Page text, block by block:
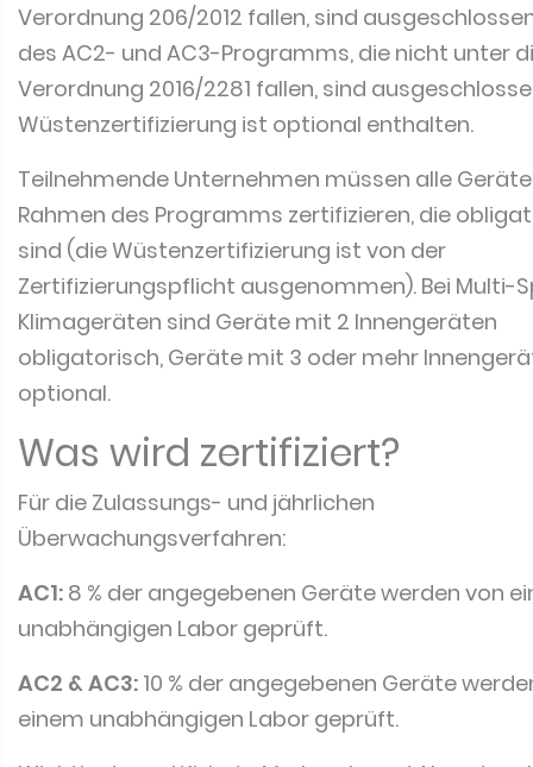
Verordnung 206/2012 fallen, sind
des AC2- und AC3-Programms, die nicht unter
Verordnung 2016/2281 fallen, sind
Wüstenzertifizierung ist optional enthalten.
Teilnehmende Unternehmen müssen alle
Rahmen des Programms zertifizieren, die
sind (die Wüstenzertifizierung ist von der
Zertifizierungspflicht ausgenommen). Bei Multi-
Klimageräten sind Geräte mit 2 Innengeräten
obligatorisch, Geräte mit 3 oder mehr
optional.
Was wird zertifiziert?
Für die Zulassungs- und jährlichen
Überwachungsverfahren:
AC1: 8 % der angegebenen Geräte werden von
unabhängigen Labor geprüft.
AC2 & AC3: 10 % der angegebenen Geräte
einem unabhängigen Labor geprüft.